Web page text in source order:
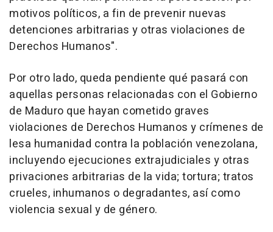
motivos políticos, a fin de prevenir nuevas
detenciones arbitrarias y otras violaciones de
Derechos Humanos".
Por otro lado, queda pendiente qué pasará con
aquellas personas relacionadas con el Gobierno
de Maduro que hayan cometido graves
violaciones de Derechos Humanos y crímenes de
lesa humanidad contra la población venezolana,
incluyendo ejecuciones extrajudiciales y otras
privaciones arbitrarias de la vida; tortura; tratos
crueles, inhumanos o degradantes, así como
violencia sexual y de género.